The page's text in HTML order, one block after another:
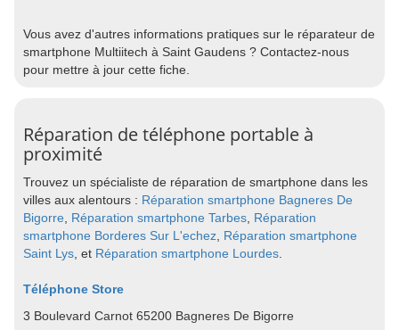
Vous avez d'autres informations pratiques sur le réparateur de
smartphone Multiitech à Saint Gaudens ? Contactez-nous
pour mettre à jour cette fiche.
Réparation de téléphone portable à
proximité
Trouvez un spécialiste de réparation de smartphone dans les
villes aux alentours : Réparation smartphone Bagneres De
Bigorre
Réparation smartphone Tarbes Réparation
smartphone Borderes Sur L'echez Réparation smartphone
Saint Lys , et Réparation smartphone Lourdes
Téléphone Store
3 Boulevard Carnot 65200 Bagneres De Bigorre